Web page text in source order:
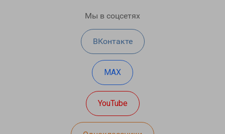
Мы в соцсетях
ВКонтакте
MAX
YouTube